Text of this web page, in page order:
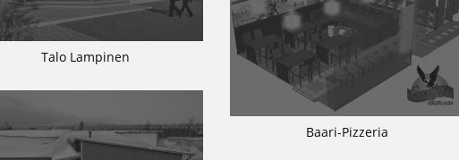
Talo Lampinen
Baari-Pizzeria